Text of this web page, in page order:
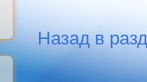
Назад в